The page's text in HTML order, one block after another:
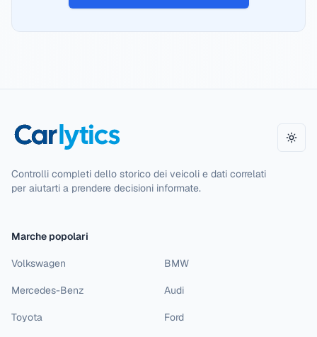
Controlli completi dello storico dei veicoli e dati correlati
per aiutarti a prendere decisioni informate.
Marche popolari
Volkswagen BMW
Mercedes-Benz Audi
Toyota Ford